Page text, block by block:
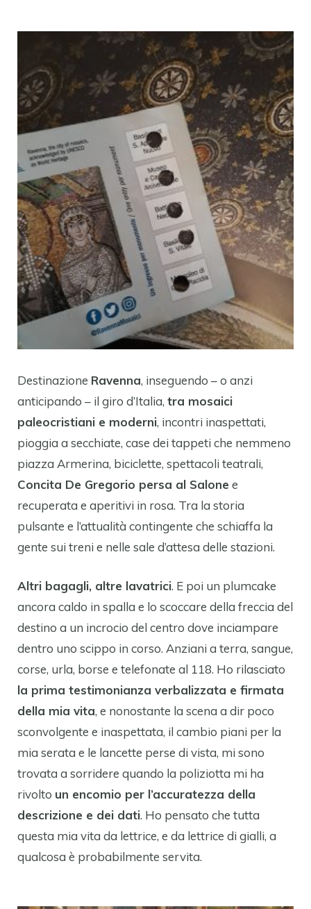
Destinazione Ravenna, inseguendo – o anzi
anticipando – il giro d’Italia, tra mosaici
paleocristiani e moderni, incontri inaspettati,
pioggia a secchiate, case dei tappeti che nemmeno
piazza Armerina, biciclette, spettacoli teatrali,
Concita De Gregorio persa al Salone e
recuperata e aperitivi in rosa. Tra la storia
pulsante e l’attualità contingente che schiaffa la
gente sui treni e nelle sale d’attesa delle stazioni.
Altri bagagli, altre lavatrici. E poi un plumcake
ancora caldo in spalla e lo scoccare della freccia del
destino a un incrocio del centro dove inciampare
dentro uno scippo in corso. Anziani a terra, sangue,
corse, urla, borse e telefonate al 118. Ho rilasciato
la prima testimonianza verbalizzata e firmata
della mia vita, e nonostante la scena a dir poco
sconvolgente e inaspettata, il cambio piani per la
mia serata e le lancette perse di vista, mi sono
trovata a sorridere quando la poliziotta mi ha
rivolto un encomio per l’accuratezza della
descrizione e dei dati. Ho pensato che tutta
questa mia vita da lettrice, e da lettrice di gialli, a
qualcosa è probabilmente servita.